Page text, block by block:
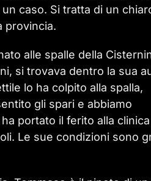
caso. Si tratta di un
provincia.
alle spalle della
si trovava dentro la sua
lo ha colpito alla spalla,
gli spari e abbiamo
portato il ferito alla clinica
Le sue condizioni sono